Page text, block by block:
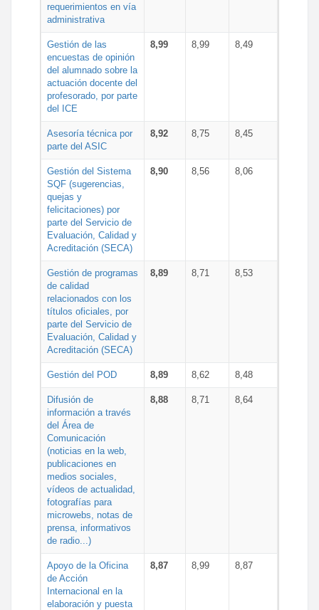
requerimientos en vía
administrativa
Gestión de las
encuestas de opinión
del alumnado sobre la
actuación docente del
profesorado, por parte
del ICE
8,99 8,99 8,49
Asesoría técnica por
parte del ASIC
8,92 8,75 8,45
Gestión del Sistema
SQF (sugerencias,
quejas y
felicitaciones) por
parte del Servicio de
Evaluación, Calidad y
Acreditación (SECA)
8,90 8,56 8,06
Gestión de programas
de calidad
relacionados con los
títulos oficiales, por
parte del Servicio de
Evaluación, Calidad y
Acreditación (SECA)
8,89 8,71 8,53
Gestión del POD 8,89 8,62 8,48
Difusión de
información a través
del Área de
Comunicación
(noticias en la web,
publicaciones en
medios sociales,
vídeos de actualidad,
fotografías para
microwebs, notas de
prensa, informativos
de radio...)
8,88 8,71 8,64
Apoyo de la Oficina
de Acción
Internacional en la
elaboración y puesta
8,87 8,99 8,87